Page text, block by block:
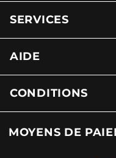
SERVICES
AIDE
CONDITIONS
MOYENS DE